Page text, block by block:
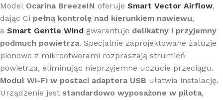
Model Ocarina BreezeIN oferuje Smart Vector Airflow,
dając Ci pełną kontrolę nad kierunkiem nawiewu,
a Smart Gentle Wind gwarantuje delikatny i przyjemny
podmuch powietrza. Specjalnie zaprojektowane żaluzje
pionowe z mikrootworami rozpraszają strumień
powietrza, eliminując nieprzyjemne uczucie przeciągu.
Moduł Wi-Fi w postaci adaptera USB ułatwia instalację.
Urządzenie jest standardowo wyposażone w pilota,